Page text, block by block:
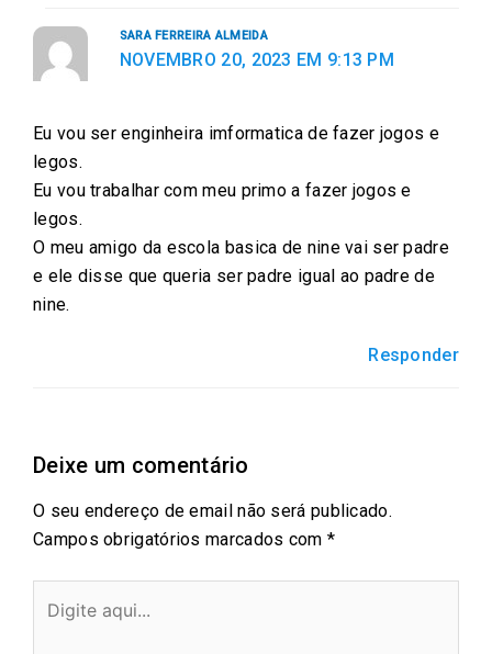
SARA FERREIRA ALMEIDA
NOVEMBRO 20, 2023 EM 9:13 PM
Eu vou ser enginheira imformatica de fazer jogos e
legos.
Eu vou trabalhar com meu primo a fazer jogos e
legos.
O meu amigo da escola basica de nine vai ser padre
e ele disse que queria ser padre igual ao padre de
nine.
Responder
Deixe um comentário
O seu endereço de email não será publicado.
Campos obrigatórios marcados com *
aqui...